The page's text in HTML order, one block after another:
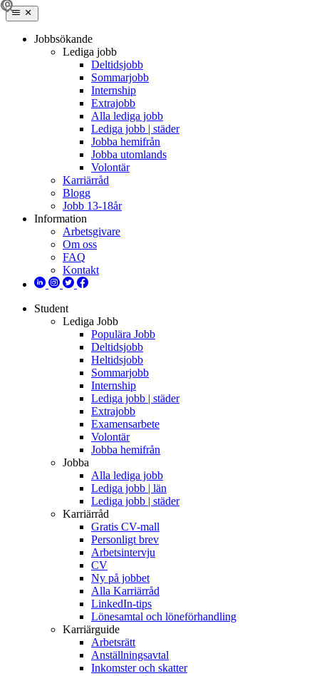
Jobbsökande
Lediga jobb
Deltidsjobb
Sommarjobb
Internship
Extrajobb
Alla lediga jobb
Lediga jobb | städer
Jobba hemifrån
Jobba utomlands
Volontär
Karriärråd
Blogg
Jobb 13-18år
Information
Arbetsgivare
Om oss
FAQ
Kontakt
Student
Lediga Jobb
Populära Jobb
Deltidsjobb
Heltidsjobb
Sommarjobb
Internship
Lediga jobb | städer
Extrajobb
Examensarbete
Volontär
Jobba hemifrån
Jobba
Alla lediga jobb
Lediga jobb | län
Lediga jobb | städer
Karriärråd
Gratis CV-mall
Personligt brev
Arbetsintervju
CV
Ny på jobbet
Alla Karriärråd
LinkedIn-tips
Lönesamtal och löneförhandling
Karriärguide
Arbetsrätt
Anställningsavtal
Inkomster och skatter